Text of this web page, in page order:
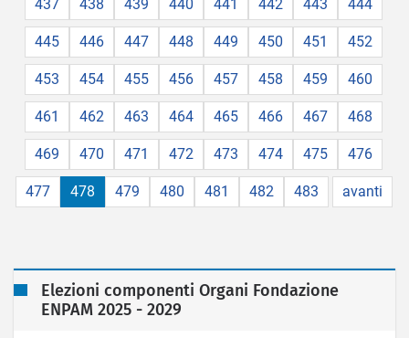
437 438 439 440 441 442 443 444
445 446 447 448 449 450 451 452
453 454 455 456 457 458 459 460
461 462 463 464 465 466 467 468
469 470 471 472 473 474 475 476
477 478 479 480 481 482 483 avanti
Elezioni componenti Organi Fondazione
ENPAM 2025 - 2029